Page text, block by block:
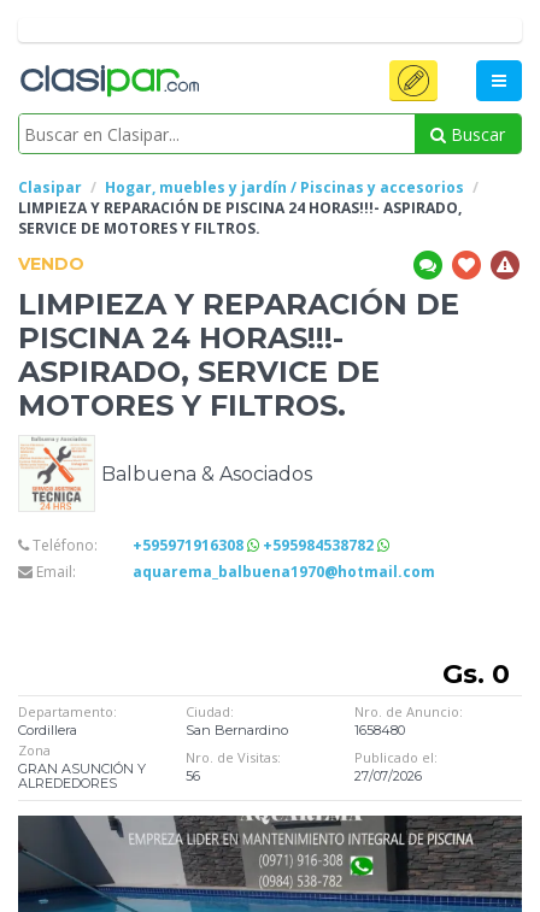
Buscar
Clasipar
Hogar, muebles y jardín / Piscinas y accesorios
LIMPIEZA Y REPARACIÓN DE PISCINA 24 HORAS!!!- ASPIRADO,
SERVICE DE MOTORESY FILTROS.
VENDO
LIMPIEZA Y REPARACIÓN DE
PISCINA 24 HORAS!!!-
ASPIRADO, SERVICE DE
MOTORESY FILTROS.
Balbuena & Asociados
Teléfono: +595971916308
+595984538782
Email:
aquarema_balbuena1970@hotmail.com
Gs. 0
Departamento:
Cordillera
Ciudad:
San Bernardino
Nro. de Anuncio:
1658480
Zona
GRAN ASUNCIÓN Y
ALREDEDORES
Nro. de Visitas:
56
Publicado el:
27/07/2026